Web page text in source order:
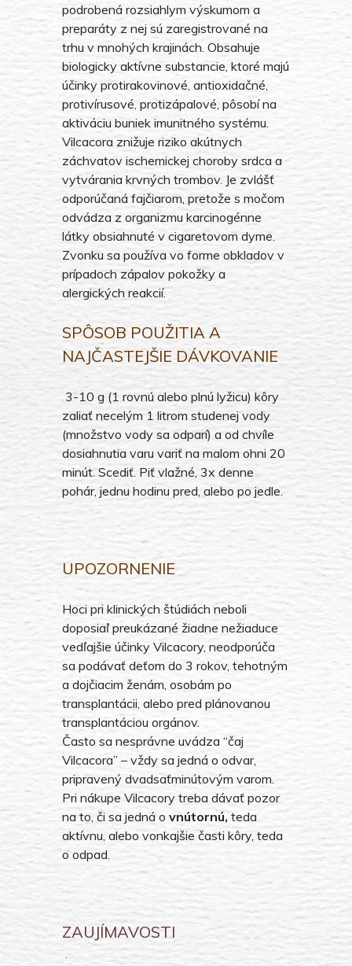
podrobená rozsiahlym výskumom a
preparáty z nej sú zaregistrované na
trhu v mnohých krajinách. Obsahuje
biologicky aktívne substancie, ktoré majú
účinky protirakovinové, antioxidačné,
protivírusové, protizápalové, pôsobí na
aktiváciu buniek imunitného systému.
Vilcacora znižuje riziko akútnych
záchvatov ischemickej choroby srdca a
vytvárania krvných trombov. Je zvlášť
odporúčaná fajčiarom, pretože s močom
odvádza z organizmu karcinogénne
látky obsiahnuté v cigaretovom dyme.
Zvonku sa používa vo forme obkladov v
prípadoch zápalov pokožky a
alergických reakcií.
SPÔSOB POUŽITIA A
NAJČASTEJŠIE DÁVKOVANIE
3-10 g (1 rovnú alebo plnú lyžicu) kôry
zaliať necelým 1 litrom studenej vody
(množstvo vody sa odparí) a od chvíle
dosiahnutia varu variť na malom ohni 20
minút. Scediť. Piť vlažné, 3x denne
pohár, jednu hodinu pred, alebo po jedle.
UPOZORNENIE
Hoci pri klinických štúdiách neboli
doposiaľ preukázané žiadne nežiaduce
vedľajšie účinky Vilcacory, neodporúča
sa podávať deťom do 3 rokov, tehotným
a dojčiacim ženám, osobám po
transplantácii, alebo pred plánovanou
transplantáciou orgánov.
Často sa nesprávne uvádza “čaj
Vilcacora” – vždy sa jedná o odvar,
pripravený dvadsaťminútovým varom.
Pri nákupe Vilcacory treba dávať pozor
na to, či sa jedná o vnútornú, teda
aktívnu, alebo vonkajšie časti kôry, teda
o odpad.
ZAUJÍMAVOSTI